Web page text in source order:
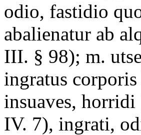
odio, fastidio
abalienatur ab
III. § 98); m.
ingratus
insuaves,
IV. 7), ingrati,